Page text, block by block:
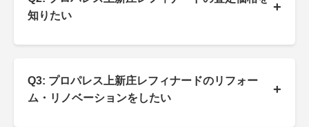
知りたい
+
Q3: プロパレス上新庄レフィナードのリフォー
ム・リノベーションをしたい
+